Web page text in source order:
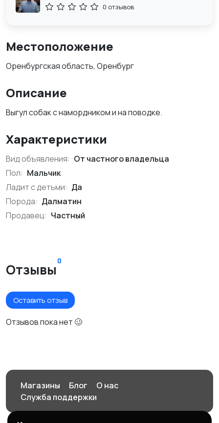
0 отзывов
Местоположение
Оренбургская область, Оренбург
Описание
Выгул собак с намордником и на поводке.
Характеристики
Вид объявления: От частного владельца
Пол: Мальчик
Ладит с детьми: Да
Порода: Далматин
Продавец: Частный
Отзывы
0
Оставить отзыв
Отзывов пока нет 🥴
Магазины Блог
О нас
Служба поддержки